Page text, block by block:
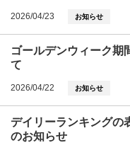
2026/04/23 お知らせ
ゴールデンウィーク期
て
2026/04/22 お知らせ
デイリーランキングの
のお知らせ